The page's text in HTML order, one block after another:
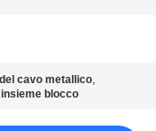
cavo metallico,
blocco